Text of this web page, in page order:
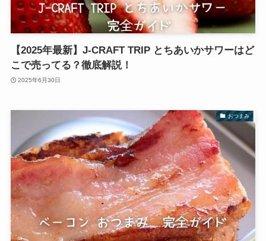
【2025年最新】J-CRAFT TRIP とちあいかサワーはど
こで売ってる？徹底解説！
2025年6月30日
おつまみ